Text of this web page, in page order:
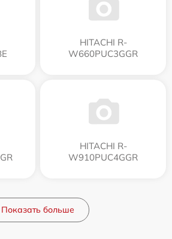
HITACHI R-
W660PUC3GGR
HITACHI R-
W910PUC4GGR
Показать больше